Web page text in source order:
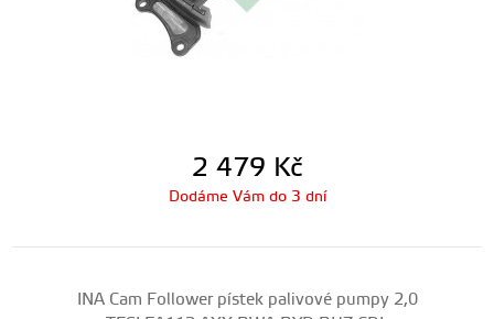
2 479 Kč
Dodáme Vám do 3 dní
INA Cam Follower pístek palivové pumpy 2,0